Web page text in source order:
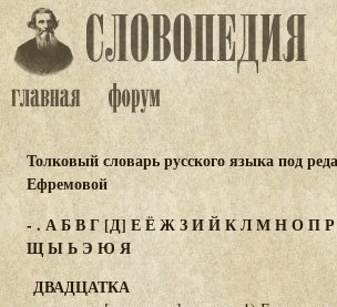
Толковый словарь русского языка под
Ефремовой
- . АБВГ[Д] ЕЁЖЗИЙКЛМНОПР
ЩЫЬЭ ЮЯ
ДВАДЦАТКА